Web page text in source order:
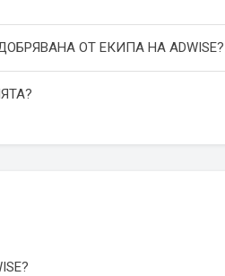
ОТ ЕКИПА НА ADWISE?